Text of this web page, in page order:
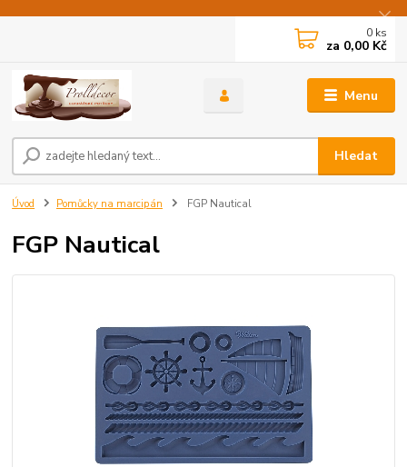
Menu
Hledat
0 ks
za 0,00 Kč
Úvod Pomůcky na marcipán FGP Nautical
FGP Nautical